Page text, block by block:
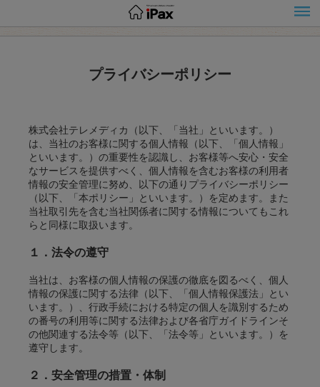
プライバシーポリシー
株式会社テレメディカ（以下、「当社」といいます。）
は、当社のお客様に関する個人情報（以下、「個人情報」
といいます。）の重要性を認識し、お客様等へ安心・安全
なサービスを提供すべく、個人情報を含むお客様の利用者
情報の安全管理に努め、以下の通りプライバシーポリシー
（以下、「本ポリシー」といいます。）を定めます。また
当社取引先を含む当社関係者に関する情報についてもこれ
らと同様に取扱います。
１．法令の遵守
当社は、お客様の個人情報の保護の徹底を図るべく、個人
情報の保護に関する法律（以下、「個人情報保護法」とい
います。）、行政手続における特定の個人を識別するため
の番号の利用等に関する法律および各省庁ガイドラインそ
の他関連する法令等（以下、「法令等」といいます。）を
遵守します。
２．安全管理の措置・体制